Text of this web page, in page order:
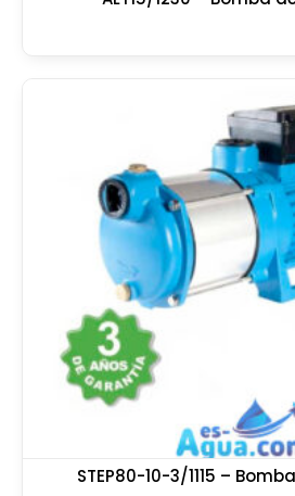
STEP80-10-3/1115 –